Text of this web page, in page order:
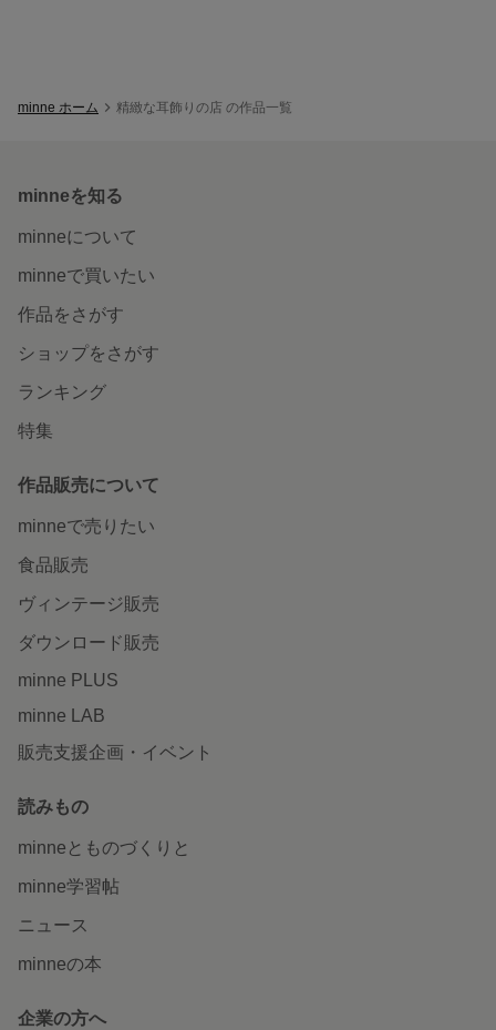
minne ホーム 精緻な耳飾りの店 の作品一覧
minneを知る
minneについて
minneで買いたい
作品をさがす
ショップをさがす
ランキング
特集
作品販売について
minneで売りたい
食品販売
ヴィンテージ販売
ダウンロード販売
minne PLUS
minne LAB
販売支援企画・イベント
読みもの
minneとものづくりと
minne学習帖
ニュース
minneの本
企業の方へ